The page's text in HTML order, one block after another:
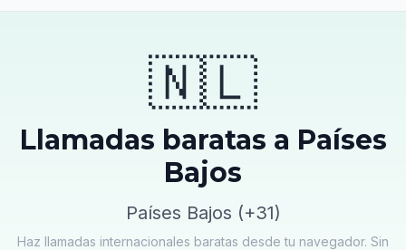
🇳🇱
Llamadas baratas a Países
Bajos
Países Bajos (+31)
Haz llamadas internacionales baratas desde tu navegador. Sin